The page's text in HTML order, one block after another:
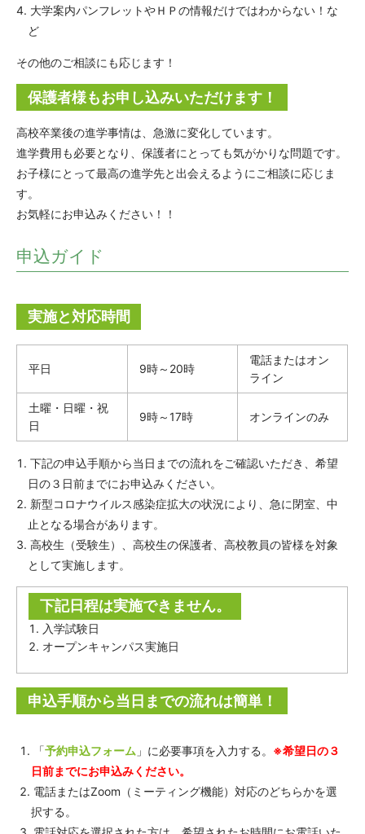
大学案内パンフレットやＨＰの情報だけではわからない！な
ど
その他のご相談にも応じます！
保護者様もお申し込みいただけます！
高校卒業後の進学事情は、急激に変化しています。
進学費用も必要となり、保護者にとっても気がかりな問題です。
お子様にとって最高の進学先と出会えるようにご相談に応じま
す。
お気軽にお申込みください！！
申込ガイド
実施と対応時間
平日 9時～20時
電話またはオン
ライン
土曜・日曜・祝
日
9時～17時 オンラインのみ
下記の申込手順から当日までの流れをご確認いただき、希望
日の３日前までにお申込みください。
新型コロナウイルス感染症拡大の状況により、急に閉室、中
止となる場合があります。
高校生（受験生）、高校生の保護者、高校教員の皆様を対象
として実施します。
下記日程は実施できません。
入学試験日
オープンキャンパス実施日
申込手順から当日までの流れは簡単！
「予約申込フォーム 」に必要事項を入力する。 ※希望日の３
日前までにお申込みください。
電話またはZoom（ミーティング機能）対応のどちらかを選
択する。